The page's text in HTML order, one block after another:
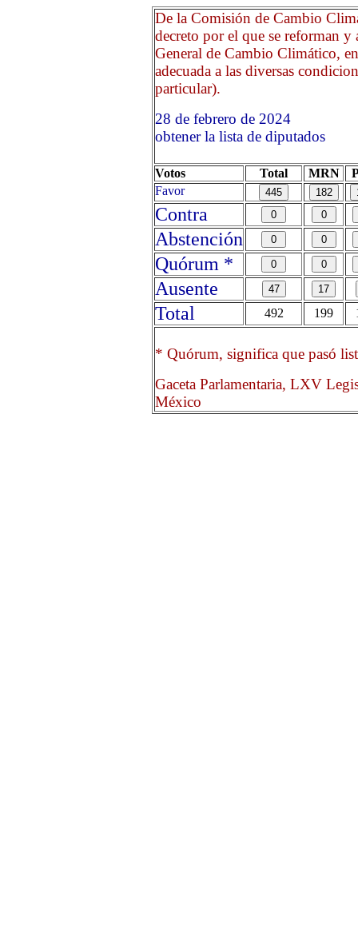
De la Comisión de Cambio
decreto por el que se reforman
General de Cambio Climático,
adecuada a las diversas
particular).
28 de febrero de 2024
obtener la lista de diputados
Votos Total MRN
Favor
Contra
Abstención
Quórum *
Ausente
Total
492 199
* Quórum, significa que pasó
Gaceta Parlamentaria, LXV
México